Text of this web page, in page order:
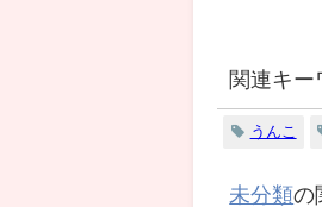
関連キー
うんこ
未分類の